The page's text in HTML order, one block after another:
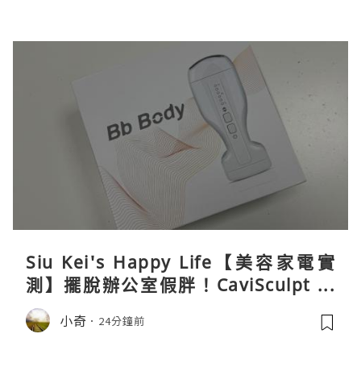
Siu Kei's Happy Life【美容家電實
測】擺脫辦公室假胖！CaviSculpt 新
一代72W高能超聲波體雕儀親身試用＆
真實評價
小奇 24分鐘前